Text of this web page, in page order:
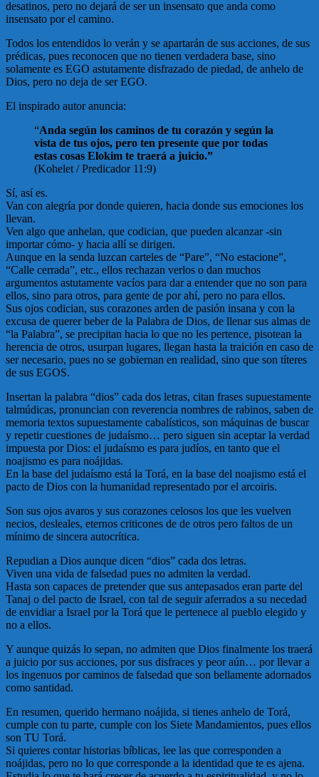
desatinos, pero no dejará de ser un insensato que anda como
insensato por el camino.
Todos los entendidos lo verán y se apartarán de sus acciones, de sus
prédicas, pues reconocen que no tienen verdadera base, sino
solamente es EGO astutamente disfrazado de piedad, de anhelo de
Dios, pero no deja de ser EGO.
El inspirado autor anuncia:
“Anda según los caminos de tu corazón y según la
vista de tus ojos, pero ten presente que por todas
estas cosas Elokim te traerá a juicio.”
(Kohelet / Predicador 11:9)
Sí, así es.
Van con alegría por donde quieren, hacia donde sus emociones los
llevan.
Ven algo que anhelan, que codician, que pueden alcanzar -sin
importar cómo- y hacia allí se dirigen.
Aunque en la senda luzcan carteles de “Pare”, “No estacione”,
“Calle cerrada”, etc., ellos rechazan verlos o dan muchos
argumentos astutamente vacíos para dar a entender que no son para
ellos, sino para otros, para gente de por ahí, pero no para ellos.
Sus ojos codician, sus corazones arden de pasión insana y con la
excusa de querer beber de la Palabra de Dios, de llenar sus almas de
“la Palabra”, se precipitan hacia lo que no les pertence, pisotean la
herencia de otros, usurpan lugares, llegan hasta la traición en caso de
ser necesario, pues no se gobiernan en realidad, sino que son títeres
de sus EGOS.
Insertan la palabra “dios” cada dos letras, citan frases supuestamente
talmúdicas, pronuncian con reverencia nombres de rabinos, saben de
memoria textos supuestamente cabalísticos, son máquinas de buscar
y repetir cuestiones de judaísmo… pero siguen sin aceptar la verdad
impuesta por Dios: el judaísmo es para judíos, en tanto que el
noajismo es para noájidas.
En la base del judaísmo está la Torá, en la base del noajismo está el
pacto de Dios con la humanidad representado por el arcoiris.
Son sus ojos avaros y sus corazones celosos los que les vuelven
necios, desleales, eternos criticones de de otros pero faltos de un
mínimo de sincera autocrítica.
Repudian a Dios aunque dicen “dios” cada dos letras.
Viven una vida de falsedad pues no admiten la verdad.
Hasta son capaces de pretender que sus antepasados eran parte del
Tanaj o del pacto de Israel, con tal de seguir aferrados a su necedad
de envidiar a Israel por la Torá que le pertenece al pueblo elegido y
no a ellos.
Y aunque quizás lo sepan, no admiten que Dios finalmente los traerá
a juicio por sus acciones, por sus disfraces y peor aún… por llevar a
los ingenuos por caminos de falsedad que son bellamente adornados
como santidad.
En resumen, querido hermano noájida, si tienes anhelo de Torá,
cumple con tu parte, cumple con los Siete Mandamientos, pues ellos
son TU Torá.
Si quieres contar historias bíblicas, lee las que corresponden a
noájidas, pero no lo que corresponde a la identidad que te es ajena.